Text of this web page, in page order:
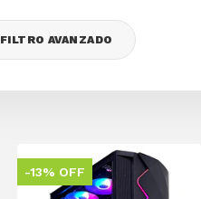
FILTRO AVANZADO
-13% OFF